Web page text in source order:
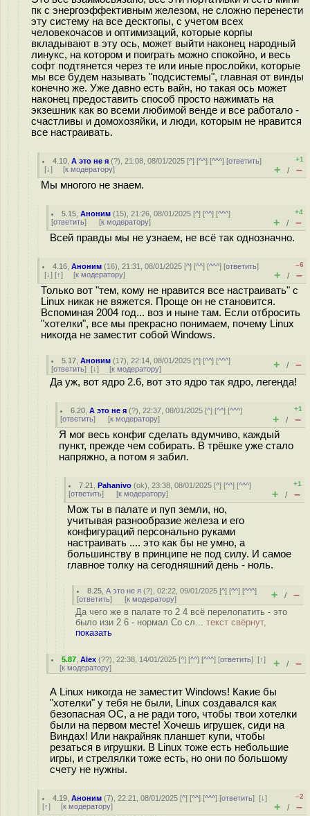
пк с энергоэффективным железом, не сложно перенести
эту систему на все десктопы, с учетом всех
человекочасов и оптимизаций, которые корпы
вкладывают в эту ось, может выйти наконец народный
линукс, на котором и поиграть можно спокойно, и весь
софт подтянется через те или иные прослойки, которые
мы все будем называть "подсистемы", главная от винды
конечно же. Уже давно есть вайн, но такая ось может
наконец предоставить способ просто нажимать на
экзешник как во всеми любимой венде и все работало -
счастливы и домохозяйки, и люди, которым не нравится
все настраивать.
4.10 ,А это не я (?), 21:08, 08/01/2025 [^] [^^] [^^^] [ответить]
[↓] [к модератору]
+1
+ / –
Мы многого не знаем.
5.15 ,Аноним (15), 21:26, 08/01/2025 [^] [^^] [^^^]
[ответить] [к модератору]
+4
+ / –
Всей правды мы не узнаем, не всё так однозначно.
4.16 ,Аноним (16), 21:31, 08/01/2025 [^] [^^] [^^^] [ответить]
[↓] [↑] [к модератору]
–6
+ / –
Только вот "тем, кому не нравится все настраивать" с
Linux никак не вяжется. Проще он не становится.
Вспоминая 2004 год... воз и ныне там. Если отбросить
"хотелки", все мы прекрасно понимаем, почему Linux
никогда не заместит собой Windows.
5.17 ,Аноним (17), 22:14, 08/01/2025 [^] [^^] [^^^]
[ответить] [↓] [к модератору] + / –
Да уж, вот ядро 2.6, вот это ядро так ядро, легенда!
6.20 ,А это не я (?), 22:37, 08/01/2025 [^] [^^] [^^^]
[ответить] [к модератору]
+1
+ / –
Я мог весь конфиг сделать вдумчиво, каждый
пункт, прежде чем собирать. В трёшке уже стало
напряжно, а потом я забил.
7.21 ,Pahanivo (ok), 23:38, 08/01/2025 [^] [^^] [^^^]
[ответить] [к модератору]
+1
+ / –
Мож ты в палате и пуп земли, но,
учитывая разнообразие железа и его
конфигураций персонально руками
настраивать .... это как бы не умно, а
большинству в принципе не под силу. И самое
главное толку на сегодняшний день - ноль.
8.25 ,А это не я (?), 02:22, 09/01/2025 [^] [^^] [^^^]
[ответить] [к модератору] + / –
Да чего же в палате то 2 4 всё перелопатить - это
было изи 2 6 - нормал Со сл... текст свёрнут,
показать
5.87 ,Alex (??), 22:38, 14/01/2025 [^] [^^] [^^^] [ответить][↑]
[к модератору] + / –
А Linux никогда не заместит Windows! Какие бы
"хотелки" у тебя не были, Linux создавался как
безопасная ОС, а не ради того, чтобы твои хотелки
были на первом месте! Хочешь игрушек, сиди на
Виндах! Или накрайняк планшет купи, чтобы
резаться в игрушки. В Linux тоже есть небольшие
игры, и стрелялки тоже есть, но они по большому
счету не нужны.
4.19 ,Аноним (7), 22:21, 08/01/2025 [^] [^^] [^^^] [ответить][↓]
[↑] [к модератору]
–2
+ / –